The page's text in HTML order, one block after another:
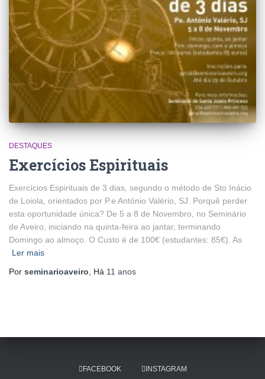
DESTAQUES
Exercícios Espirituais
Exercícios Espirituais de 3 dias, segundo o método de Sto Inácio
de Loiola, orientados por P.e António Valério, SJ. Porquê perder
esta oportunidade única? De 5 a 8 de Novembro, no Seminário
de Aveiro, iniciando na quinta-feira ao jantar, terminando
Domingo ao almoço. O Custo é de 100€ (estudantes: 85€). As
Ler mais
Por seminarioaveiro , Há 11 anos
FACEBOOK INSTAGRAM